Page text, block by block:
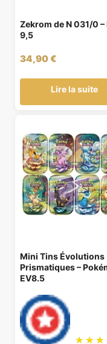
Zekrom de N 031/0 –
9,5
34,90€
Lire la suite
Mini Tins Évolutions
Prismatiques –
EV8.5